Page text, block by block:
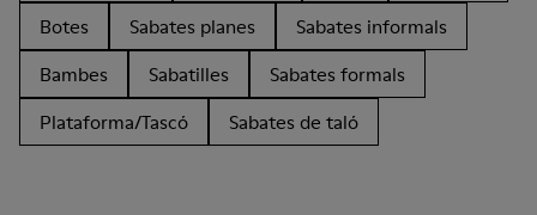
Botes
Sabates planes
Sabates informals
Bambes
Sabatilles
Sabates formals
Plataforma/Tascó
Sabates de taló